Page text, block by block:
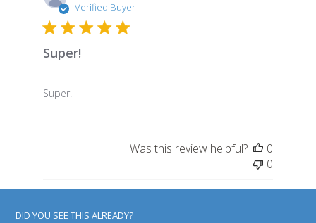
Verified Buyer
Super!
Super!
Was this review helpful?
0
0
DID YOU SEE THIS ALREADY?